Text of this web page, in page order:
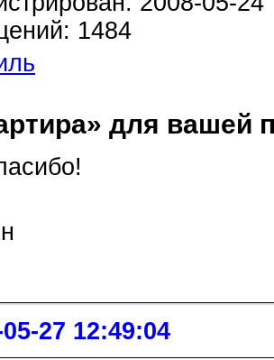
1484
для вашей
27 12:49:04